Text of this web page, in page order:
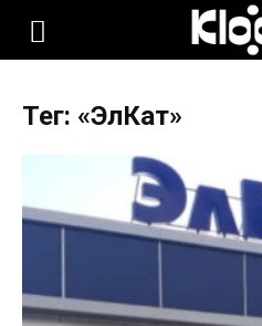
KLOOP.KG
Новости
Кыргызстана
Тег: «ЭлКат»